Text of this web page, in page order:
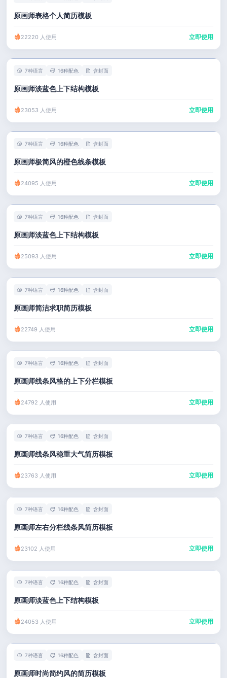
原画师表格个人简历模板
22220 人使用 立即使用
7种语言 16种配色 含封面
原画师淡蓝色上下结构模板
23053 人使用 立即使用
7种语言 16种配色 含封面
原画师极简风的橙色线条模板
24095 人使用 立即使用
7种语言 16种配色 含封面
原画师淡蓝色上下结构模板
25093 人使用 立即使用
7种语言 16种配色 含封面
原画师简洁求职简历模板
22749 人使用 立即使用
7种语言 16种配色 含封面
原画师线条风格的上下分栏模板
24792 人使用 立即使用
7种语言 16种配色 含封面
原画师线条风稳重大气简历模板
23763 人使用 立即使用
7种语言 16种配色 含封面
原画师左右分栏线条风简历模板
23102 人使用 立即使用
7种语言 16种配色 含封面
原画师淡蓝色上下结构模板
24053 人使用 立即使用
7种语言 16种配色 含封面
原画师时尚简约风的简历模板